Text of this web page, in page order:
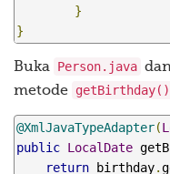
}
}
Buka Person.java
metode getBirthday()
@XmlJavaTypeAdapter(
public LocalDate
return birthday.